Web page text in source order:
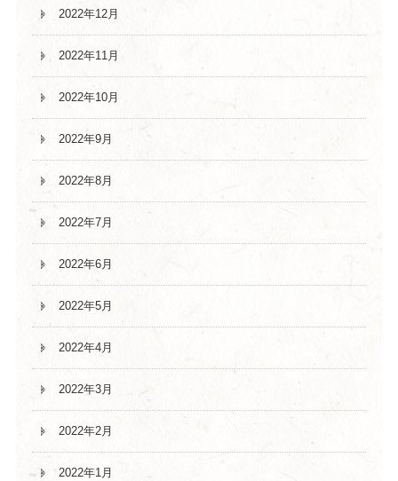
2022年12月
2022年11月
2022年10月
2022年9月
2022年8月
2022年7月
2022年6月
2022年5月
2022年4月
2022年3月
2022年2月
2022年1月